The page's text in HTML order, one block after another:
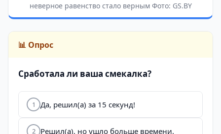
неверное равенство стало верным Фото: GS.BY
📊 Опрос
Сработала ли ваша смекалка?
1 Да, решил(а) за 15 секунд!
2 Решил(а), но ушло больше времени.